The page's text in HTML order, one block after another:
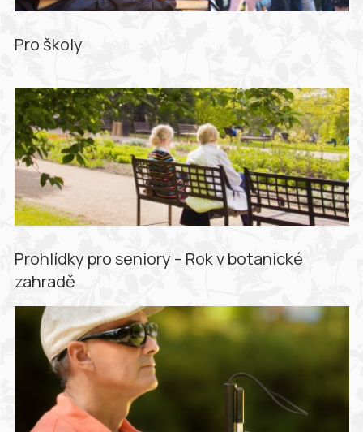
Pro školy
Prohlídky pro seniory – Rok v botanické
zahradě